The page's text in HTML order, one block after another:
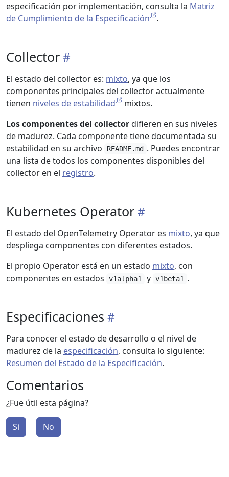
especificación por implementación, consulta la Matriz
de Cumplimiento de la Especificación
.
Collector
El estado del collector es: mixto, ya que los
componentes principales del collector actualmente
tienen niveles de estabilidad
mixtos.
Los componentes del collectordifieren en sus niveles
de madurez. Cada componente tiene documentada su
estabilidad en su archivo
README.md . Puedes encontrar
una lista de todos los componentes disponibles del
collector en el registro.
Kubernetes Operator
El estado del OpenTelemetry Operator es mixto, ya que
despliega componentes con diferentes estados.
El propio Operator está en un estado mixto, con
componentes en estados
v1alpha1 y v1beta1 .
Especificaciones
Para conocer el estado de desarrollo o el nivel de
madurez de la especificación, consulta lo siguiente:
Resumen del Estado de la Especificación.
Comentarios
¿Fue útil esta página?
Si No